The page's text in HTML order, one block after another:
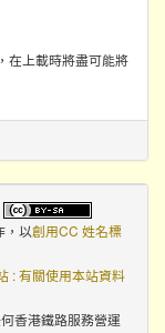
在上載時將盡可能將
，以創用CC 姓名標
: 有關使用本站資料
香港鐵路服務營運